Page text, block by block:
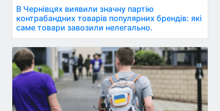
В Чернівцях виявили значну партію
контрабандних товарів популярних брендів: які
саме товари завозили нелегально.